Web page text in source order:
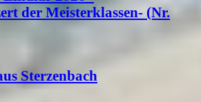
der Meisterklassen- (Nr.
Sterzenbach